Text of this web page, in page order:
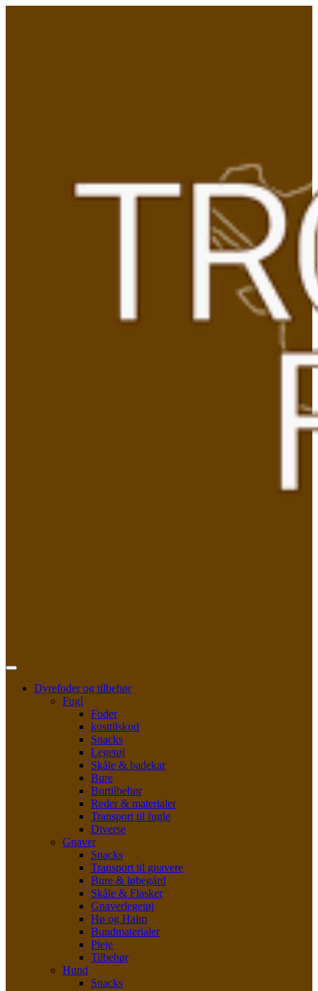
Dyrefoder og tilbehør
Fugl
Foder
kosttilskud
Snacks
Legetøj
Skåle & badekar
Bure
Burtilbehør
Reder & materialer
Transport til fugle
Diverse
Gnaver
Snacks
Transport til gnavere
Bure & løbegård
Skåle & Flasker
Gnaverlegetøj
Hø og Halm
Bundmaterialer
Pleje
Tilbehør
Hund
Snacks